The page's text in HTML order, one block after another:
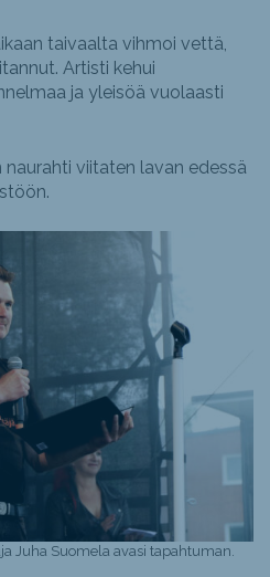
taivaalta vihmoi vettä,
Artisti kehui
ja yleisöä vuolaasti
naurahti viitaten lavan edessä
Juha Suomela avasi tapahtuman.